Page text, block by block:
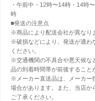
・午前中・12時〜14時・14時
時
■発送の注意点
※商品により配送会社が異なり
※破損などにより、発送が適わ
ください。
※交通機関の不具合や悪天候な
品の到着時間帯が前後すること
※メーカー直送品は、メーカー
場合があります。また、当店か
ご了承ください。